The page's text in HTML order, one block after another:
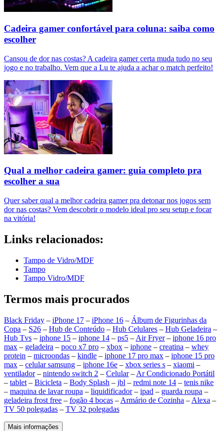
Cadeira gamer confortável para coluna: saiba como
escolher
Cansou de dor nas costas? A cadeira gamer certa muda tudo no seu
jogo e no trabalho. Vem que a Lu te ajuda a achar o match perfeito!
Qual a melhor cadeira gamer: guia completo pra
escolher a sua
Quer saber qual a melhor cadeira gamer pra detonar nos jogos sem
dor nas costas? Vem descobrir o modelo ideal pro seu setup e focar
na vitória!
Links relacionados:
Tampo de Vidro/MDF
Tampo
Tampo Vidro/MDF
Termos mais procurados
Black Friday – iPhone 17 – iPhone 16 – Álbum de Figurinhas da
Copa – S26 – Hub de Conteúdo – Hub Celulares – Hub Geladeira –
Hub Tvs – iphone 15 – iphone 14 – ps5 – Air Fryer– iphone 16 pro
max – geladeira – poco x7 pro – xbox – iphone – creatina – whey
protein – microondas – kindle – iphone 17 pro max – iphone 15 pro
max – celular samsung – iphone 16e – xbox series s – xiaomi –
ventilador– nintendo switch 2 – Celular– Ar Condicionado Portátil
– tablet – Bicicleta – Body Splash – jbl – redmi note 14 – tenis nike
– maquina de lavar roupa – liquidificador– ipad – guarda roupa –
geladeira frost free – fogão 4 bocas – Armário de Cozinha – Alexa –
TV 50 polegadas – TV 32 polegadas
Mais informações